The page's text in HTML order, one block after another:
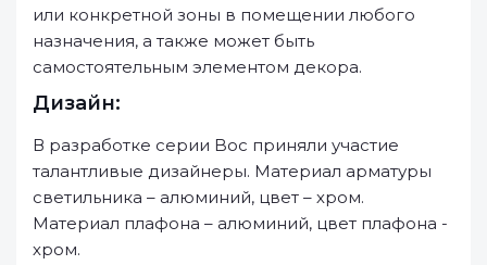
или конкретной зоны в помещении любого
назначения, а также может быть
самостоятельным элементом декора.
Дизайн:
В разработке серии Boc приняли участие
талантливые дизайнеры. Материал арматуры
светильника – алюминий, цвет – хром.
Материал плафона – алюминий, цвет плафона -
хром.